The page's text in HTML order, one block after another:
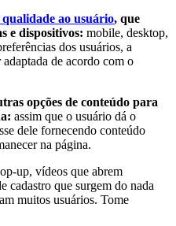
ao usuário, que
e dispositivos: mobile, desktop,
dos usuários, a
de acordo com o
opções de conteúdo para
assim que o usuário dá o
dele fornecendo conteúdo
na página.
up, vídeos que abrem
cadastro que surgem do nada
muitos usuários. Tome